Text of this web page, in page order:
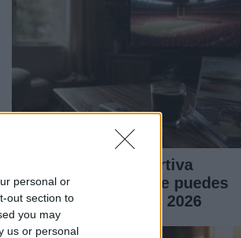
personal or
out section to
you may
us or personal
Programación deportiva
gratuita: lo que no te puedes
perder en agosto de 2026